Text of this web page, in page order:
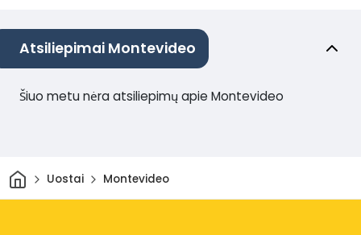
Atsiliepimai Montevideo
Šiuo metu nėra atsiliepimų apie Montevideo
Pradžia
Uostai Montevideo